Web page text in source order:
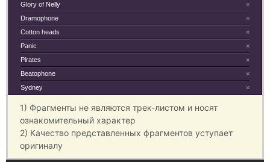
×
Glory of Nelly
×
Dramophone
×
Cotton heads
×
Panic
×
Pirates
×
Beatophone
×
Sydney
1) Фрагменты не являются трек-листом и носят
ознакомительный характер
2) Качество представленных фрагментов уступает
оригиналу